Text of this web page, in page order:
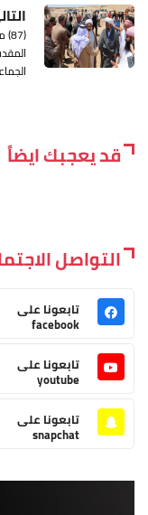
قد يعجبك ايضاً
التواصل
تابعونا على
facebook
تابعونا على
youtube
تابعونا على
snapchat